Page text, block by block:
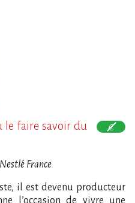
le faire savoir du
France
il est devenu producteur
l’occasion de vivre une